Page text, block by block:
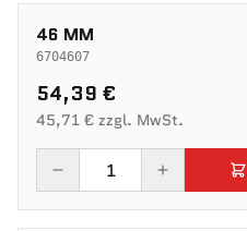
46 MM
6704607
54,39 €
45,71 € zzgl. MwSt.